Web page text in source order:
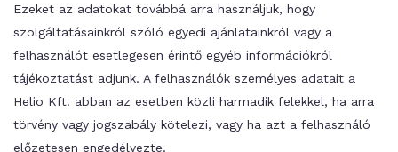
Ezeket az adatokat továbbá arra használjuk, hogy
szolgáltatásainkról szóló egyedi ajánlatainkról vagy a
felhasználót esetlegesen érintő egyéb információkról
tájékoztatást adjunk. A felhasználók személyes adatait a
Helio Kft. abban az esetben közli harmadik felekkel, ha arra
törvény vagy jogszabály kötelezi, vagy ha azt a felhasználó
előzetesen engedélyezte.